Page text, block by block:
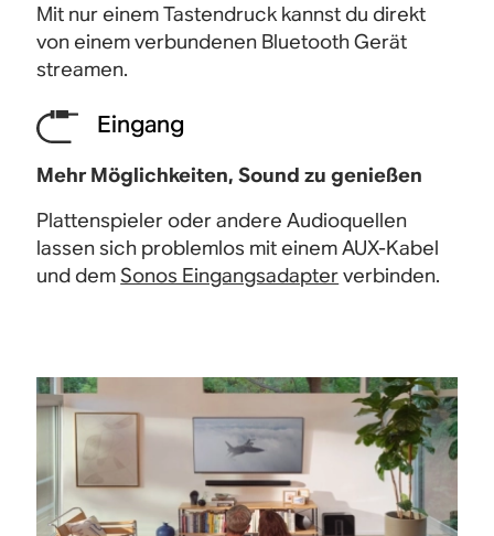
Mit nur einem Tastendruck kannst du direkt
von einem verbundenen BluetoothGerät
streamen.
Eingang
Mehr Möglichkeiten, Sound zu genießen
Plattenspieler oder andere Audioquellen
lassen sich problemlos mit einem AUX-Kabel
und demSonos Eingangsadapterverbinden.